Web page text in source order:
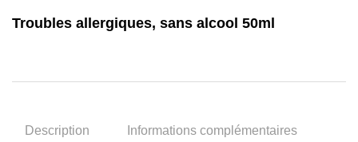
Troubles allergiques, sans alcool 50ml
Description Informations complémentaires